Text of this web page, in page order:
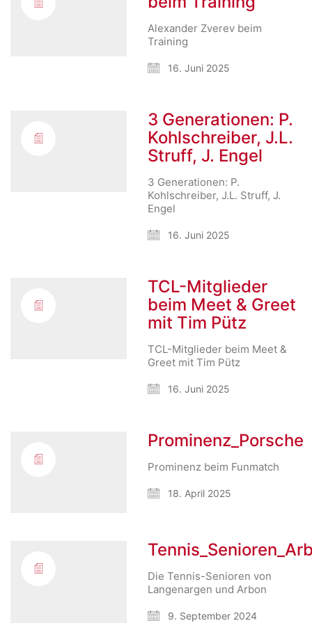
Alexander Zverev beim
Training
16. Juni 2025
3 Generationen: P.
Kohlschreiber, J.L.
Struff, J. Engel
3 Generationen: P.
Kohlschreiber, J.L. Struff, J.
Engel
16. Juni 2025
TCL-Mitglieder
beim Meet & Greet
mit Tim Pütz
TCL-Mitglieder beim Meet &
Greet mit Tim Pütz
16. Juni 2025
Prominenz_Porsche
Prominenz beim Funmatch
18. April 2025
Die Tennis-Senioren von
Langenargen und Arbon
9. September 2024